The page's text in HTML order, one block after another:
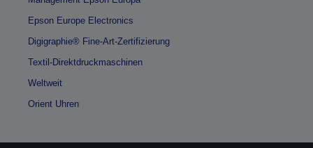
Epson Europe Electronics
Digigraphie® Fine-Art-Zertifizierung
Textil-Direktdruckmaschinen
Weltweit
Orient Uhren